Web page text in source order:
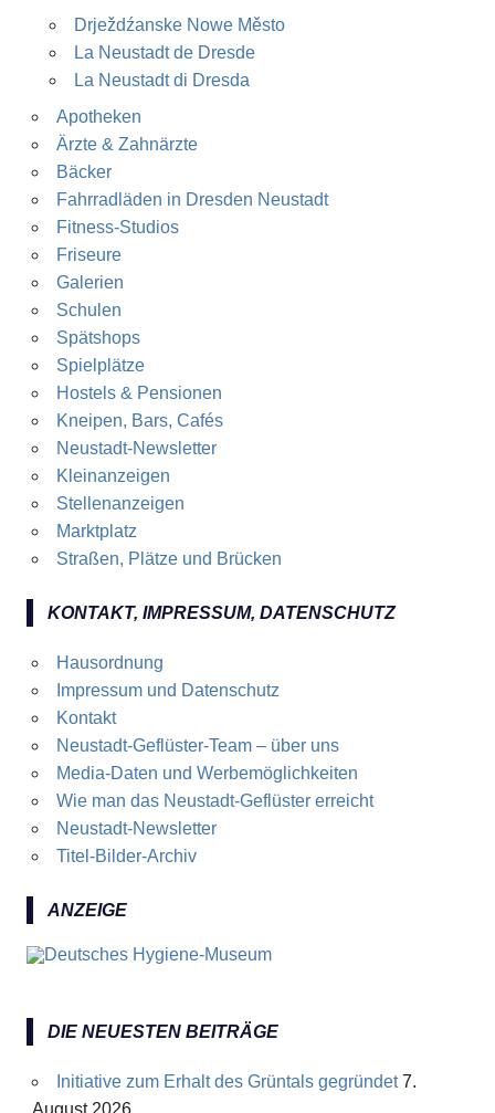
Drježdźanske Nowe Město
La Neustadt de Dresde
La Neustadt di Dresda
Apotheken
Ärzte & Zahnärzte
Bäcker
Fahrradläden in Dresden Neustadt
Fitness-Studios
Friseure
Galerien
Schulen
Spätshops
Spielplätze
Hostels & Pensionen
Kneipen, Bars, Cafés
Neustadt-Newsletter
Kleinanzeigen
Stellenanzeigen
Marktplatz
Straßen, Plätze und Brücken
KONTAKT, IMPRESSUM, DATENSCHUTZ
Hausordnung
Impressum und Datenschutz
Kontakt
Neustadt-Geflüster-Team – über uns
Media-Daten und Werbemöglichkeiten
Wie man das Neustadt-Geflüster erreicht
Neustadt-Newsletter
Titel-Bilder-Archiv
ANZEIGE
DIE NEUESTEN BEITRÄGE
Initiative zum Erhalt des Grüntals gegründet 7.